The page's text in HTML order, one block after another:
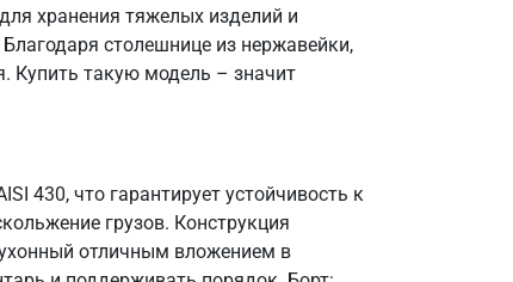
хранения тяжелых изделий и
столешнице из нержавейки,
Купить такую модель – значит
430, что гарантирует устойчивость к
грузов. Конструкция
отличным вложением в